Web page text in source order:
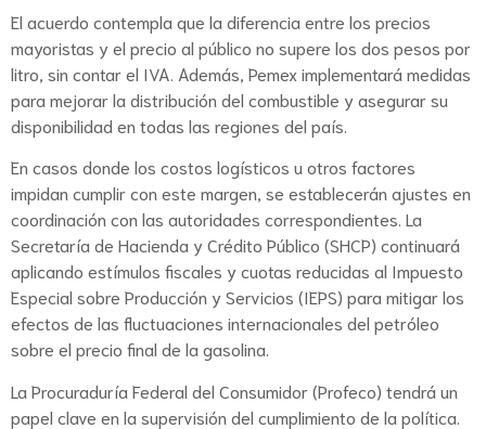
El acuerdo contempla que la diferencia entre los precios
mayoristas y el precio al público no supere los dos pesos por
litro, sin contar el IVA. Además, Pemex implementará medidas
para mejorar la distribución del combustible y asegurar su
disponibilidad en todas las regiones del país.
En casos donde los costos logísticos u otros factores
impidan cumplir con este margen, se establecerán ajustes en
coordinación con las autoridades correspondientes. La
Secretaría de Hacienda y Crédito Público (SHCP) continuará
aplicando estímulos fiscales y cuotas reducidas al Impuesto
Especial sobre Producción y Servicios (IEPS) para mitigar los
efectos de las fluctuaciones internacionales del petróleo
sobre el precio final de la gasolina.
La Procuraduría Federal del Consumidor (Profeco) tendrá un
papel clave en la supervisión del cumplimiento de la política.